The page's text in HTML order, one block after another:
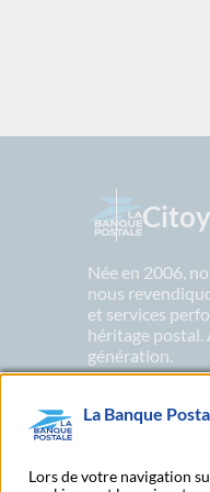
Née en 2006,
nous
et services
héritage postal.
génération.
En savoir
La Banque
Lors de votre navigation